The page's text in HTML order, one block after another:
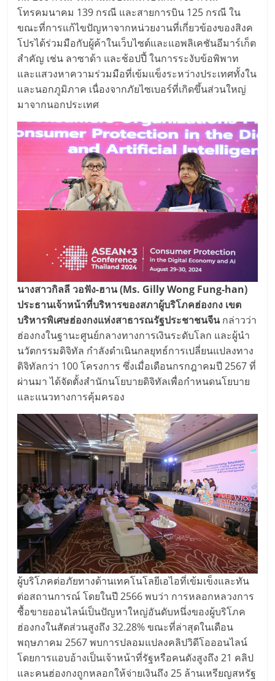
โทรคมนาคม 139 กรณี และสายการบิน 125 กรณี ใน
ขณะที่การแก้ไขปัญหาจากหน่วยงานที่เกี่ยวข้องของสิงค
โปรได้ร่วมมือกับผู้ค้าในเว็บไซต์และแอพลิเคชันอีมาร์เก็ต
สำคัญ เช่น ลาซาด้า และช้อปปี้ ในการระงับข้อพิพาท
และแสวงหาความร่วมมือที่เข้มแข็งระหว่างประเทศทั้งใน
และนอกภูมิภาค เนื่องจากภัยไซเบอร์ที่เกิดขึ้นส่วนใหญ่
มาจากนอกประเทศ
นางสาวกิลลี วอฟัง-ฮาน(Ms. Gilly Wong Fung-han)
ประธานเจ้าหน้าที่บริหารของสภาผู้บริโภคฮ่องกง เขต
บริหารพิเศษฮ่องกงแห่งสาธารณรัฐประชาชนจีนกล่าวว่า
ฮ่องกงในฐานะศูนย์กลางทางการเงินระดับโลก และผู้นำ
นวัตกรรมดิจิทัล กำลังดำเนินกลยุทธ์การเปลี่ยนแปลงทาง
ดิจิทัลกว่า 100 โครงการ ซึ่งเมื่อเดือนกรกฎาคมปี 2567 ที่
ผ่านมา ได้จัดตั้งสำนักนโยบายดิจิทัลเพื่อกำหนดนโยบาย
และแนวทางการคุ้มครอง
ผู้บริโภคต่อภัยทางด้านเทคโนโลยีเอไอที่เข้มเข็งและทัน
ต่อสถานการณ์ โดยในปี 2566 พบว่า การหลอกหลวงการ
ซื้อขายออนไลน์เป็นปัญหาใหญ่อันดับหนึ่งของผู้บริโภค
ฮ่องกงในสัดส่วนสูงถึง 32.28% ขณะที่ล่าสุดในเดือน
พฤษภาคม 2567 พบการปลอมแปลงคลิปวิดีโอออนไลน์
โดยการแอบอ้างเป็นเจ้าหน้าที่รัฐหรือคนดังสูงถึง 21 คลิป
และคนฮ่องกงถูกหลอกให้จ่ายเงินถึง 25 ล้านเหรียญสหรัฐ